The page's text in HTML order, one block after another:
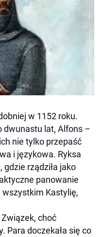
w 1152 roku.
dwunastu lat, Alfons –
nie tylko przepaść
i językowa. Ryksa
gdzie rządziła jako
panowanie
wszystkim Kastylię,
choć
Para doczekała się co